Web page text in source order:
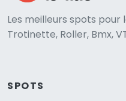
Les meilleurs spots pour
Trotinette, Roller, Bmx,
SPOTS